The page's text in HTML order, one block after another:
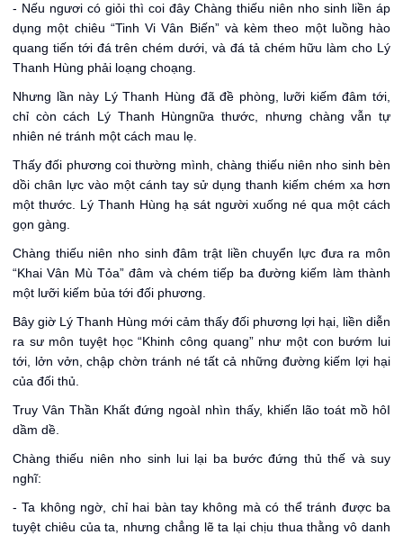
- Nếu ngươi có giỏi thì coi đây Chàng thiếu niên nho sinh liền áp
dụng một chiêu “Tinh Vi Vân Biến” và kèm theo một luồng hào
quang tiến tới đá trên chém dưới, và đá tả chém hữu làm cho Lý
Thanh Hùng phải loạng choạng.
Nhưng lần này Lý Thanh Hùng đã đề phòng, lưỡi kiếm đâm tới,
chỉ còn cách Lý Thanh Hùngnữa thước, nhưng chàng vẫn tự
nhiên né tránh một cách mau lẹ.
Thấy đối phương coi thường mình, chàng thiếu niên nho sinh bèn
dồi chân lực vào một cánh tay sử dụng thanh kiếm chém xa hơn
một thước. Lý Thanh Hùng hạ sát người xuống né qua một cách
gọn gàng.
Chàng thiếu niên nho sinh đâm trật liền chuyển lực đưa ra môn
“Khai Vân Mù Tỏa” đâm và chém tiếp ba đường kiếm làm thành
một lưỡi kiếm bủa tới đối phương.
Bây giờ Lý Thanh Hùng mới cảm thấy đối phương lợi hại, liền diễn
ra sư môn tuyệt học “Khinh công quang” như một con bướm lui
tới, lởn vởn, chập chờn tránh né tất cả những đường kiếm lợi hại
của đối thủ.
Truy Vân Thần Khất đứng ngoàI nhìn thấy, khiến lão toát mồ hôI
dầm dề.
Chàng thiếu niên nho sinh lui lại ba bước đứng thủ thế và suy
nghĩ:
- Ta không ngờ, chỉ hai bàn tay không mà có thể tránh được ba
tuyệt chiêu của ta, nhưng chẳng lẽ ta lại chịu thua thằng vô danh